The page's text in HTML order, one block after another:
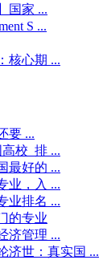
国家 ...
S ...
核心期 ...
要 ...
校_排 ...
最好的 ...
业，入 ...
业排名 ...
的专业
济管理 ...
济世：真实国 ...